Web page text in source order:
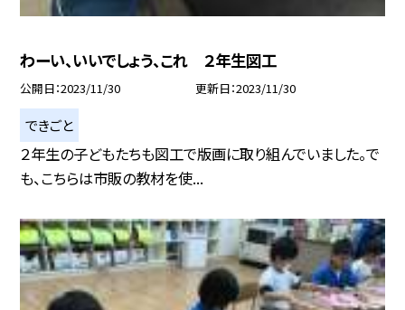
わーい、いいでしょう、これ ２年生図工
公開日 2023/11/30 更新日 2023/11/30
できごと
２年生の子どもたちも図工で版画に取り組んでいました。で
も、こちらは市販の教材を使...